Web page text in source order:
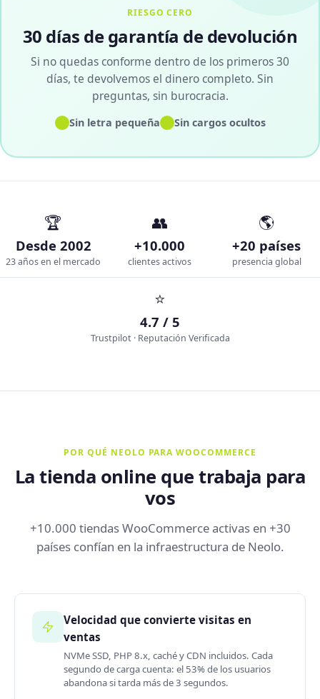
RIESGO CERO
30 días de garantía de devolución
Si no quedas conforme dentro de los primeros 30
días, te devolvemos el dinero completo. Sin
preguntas, sin burocracia.
✓Sin letra pequeña✓Sin cargos ocultos
🏆
Desde 2002
23 años en el mercado
👥
+10.000
clientes activos
🌎
+20 países
presencia global
⭐
4.7 / 5
Trustpilot · Reputación Verificada
POR QUÉ NEOLO PARA WOOCOMMERCE
La tienda online que trabaja para
vos
+10.000 tiendas WooCommerce activas en +30
países confían en la infraestructura de Neolo.
Velocidad que convierte visitas en
ventas
NVMe SSD, PHP 8.x, caché y CDN incluidos. Cada
segundo de carga cuenta: el 53% de los usuarios
abandona si tarda más de 3 segundos.